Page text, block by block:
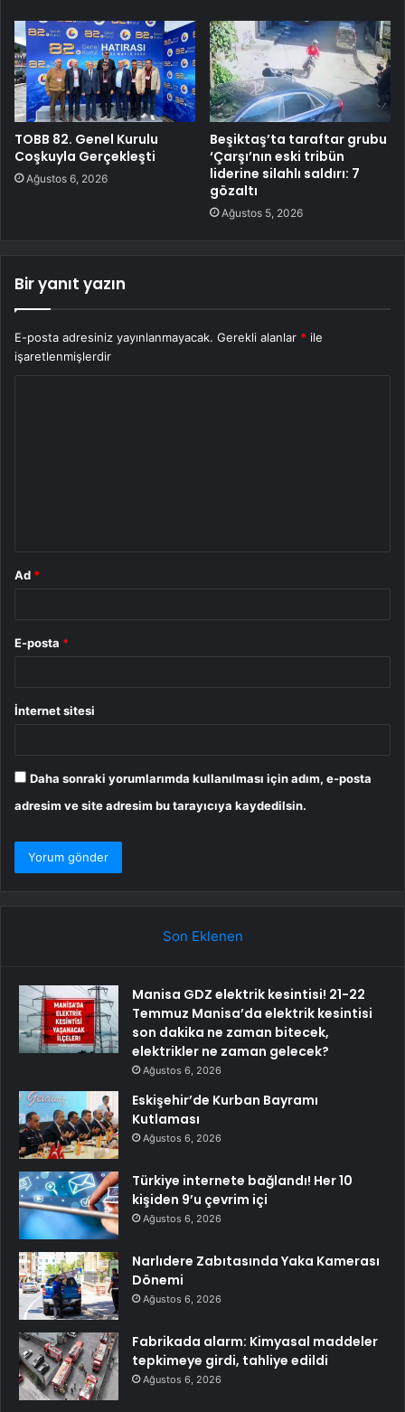
TOBB 82. Genel Kurulu
Coşkuyla Gerçekleşti
Ağustos 6, 2026
Beşiktaş’ta taraftar grubu
‘Çarşı’nın eski tribün
liderine silahlı saldırı: 7
gözaltı
Ağustos 5, 2026
Bir yanıt yazın
E-posta adresiniz yayınlanmayacak. Gerekli alanlar * ile
işaretlenmişlerdir
Ad *
E-posta *
İnternet sitesi
Daha sonraki yorumlarımda kullanılması için adım, e-posta
adresim ve site adresim bu tarayıcıya kaydedilsin.
Son Eklenen
Manisa GDZ elektrik kesintisi! 21-22
Temmuz Manisa’da elektrik kesintisi
son dakika ne zaman bitecek,
elektrikler ne zaman gelecek?
Ağustos 6, 2026
Eskişehir’de Kurban Bayramı
Kutlaması
Ağustos 6, 2026
Türkiye internete bağlandı! Her 10
kişiden 9’u çevrim içi
Ağustos 6, 2026
Narlıdere Zabıtasında Yaka Kamerası
Dönemi
Ağustos 6, 2026
Fabrikada alarm: Kimyasal maddeler
tepkimeye girdi, tahliye edildi
Ağustos 6, 2026